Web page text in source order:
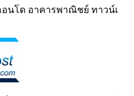
นโด อาคารพาณิชย์ ทาวน์เ